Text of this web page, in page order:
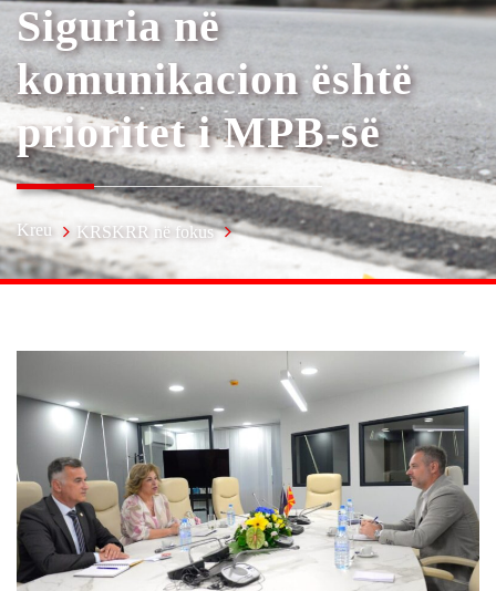
Siguria në
komunikacion është
prioritet i MPB-së
Kreu KRSKRR në fokus